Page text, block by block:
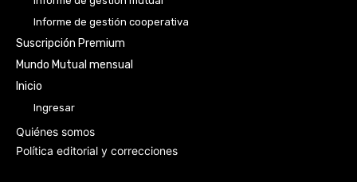
Informe de gestión cooperativa
Suscripción Premium
Mundo Mutual mensual
Inicio
Ingresar
Quiénes somos
Política editorial y correcciones